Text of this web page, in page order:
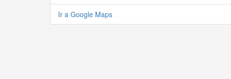
Ir a Google Maps